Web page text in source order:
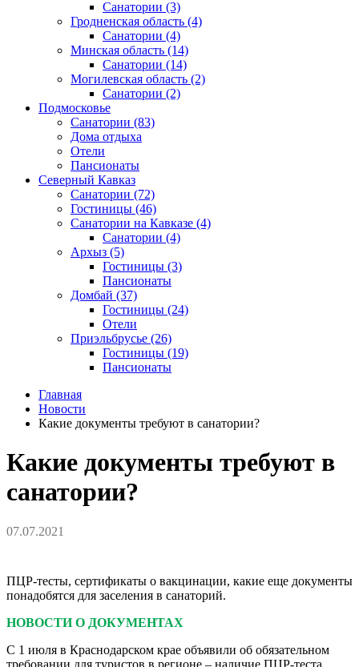
Санатории (3)
Гродненская область (4)
Санатории (4)
Минская область (14)
Санатории (14)
Могилевская область (2)
Санатории (2)
Подмосковье
Санатории (83)
Дома отдыха
Отели
Пансионаты
Северный Кавказ
Санатории (72)
Гостиницы (46)
Санатории на Кавказе (4)
Санатории (4)
Архыз (5)
Гостиницы (3)
Пансионаты
Домбай (37)
Гостиницы (24)
Отели
Приэльбрусье (26)
Гостиницы (19)
Пансионаты
Главная
Новости
Какие документы требуют в санатории?
Какие документы требуют в
санатории?
07.07.2021
ПЦР-тесты, сертификаты о вакцинации, какие еще документы
понадобятся для заселения в санаторий.
НОВОСТИ О ДОКУМЕНТАХ
С 1 июля в Краснодарском крае объявили об обязательном
требовании для туристов в регионе – наличие ПЦР-теста,